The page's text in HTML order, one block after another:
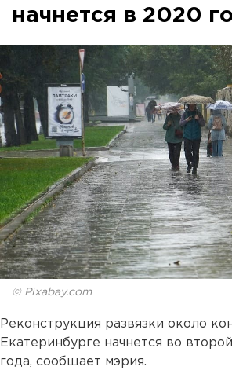
начнется в 2020
© Pixabay.com
Реконструкция развязки около
Екатеринбурге начнется во
года, сообщает мэрия.